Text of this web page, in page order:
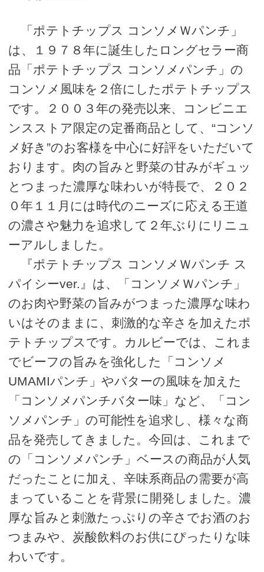
「ポテトチップス コンソメＷパンチ」
は、１９７８年に誕生したロングセラー商
品「ポテトチップス コンソメパンチ」の
コンソメ風味を２倍にしたポテトチップス
です。２００３年の発売以来、コンビニエ
ンスストア限定の定番商品として、“コンソ
メ好き”のお客様を中心に好評をいただいて
おります。肉の旨みと野菜の甘みがギュッ
とつまった濃厚な味わいが特長で、２０２
０年１１月には時代のニーズに応える王道
の濃さや魅力を追求して２年ぶりにリニュ
ーアルしました。
『ポテトチップス コンソメＷパンチ ス
パイシーver.』は、「コンソメＷパンチ」
のお肉や野菜の旨みがつまった濃厚な味わ
いはそのままに、刺激的な辛さを加えたポ
テトチップスです。カルビーでは、これま
でビーフの旨みを強化した「コンソメ
UMAMIパンチ」やバターの風味を加えた
「コンソメパンチバター味」など、「コン
ソメパンチ」の可能性を追求し、様々な商
品を発売してきました。今回は、これまで
の「コンソメパンチ」ベースの商品が人気
だったことに加え、辛味系商品の需要が高
まっていることを背景に開発しました。濃
厚な旨みと刺激たっぷりの辛さでお酒のお
つまみや、炭酸飲料のお供にぴったりな味
わいです。